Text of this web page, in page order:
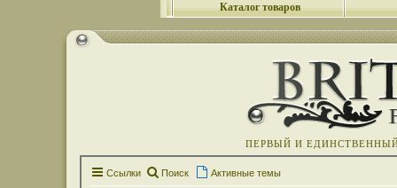
Каталог товаров
ПЕРВЫЙ И
Ссылки Поиск Активные темы